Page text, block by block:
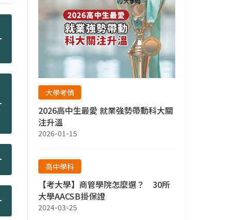
大學考情
2026高中生最愛 就業強勢帶動科大關
注升溫
2026-01-15
高中學科
【考大學】商管學院怎麼選？ 30所
大學AACSB掛保證
2024-03-25